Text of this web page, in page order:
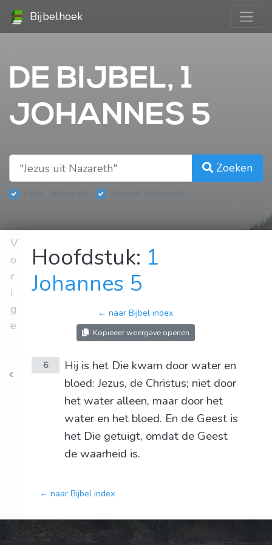
Bijbelhoek
DE BIJBEL, 1
JOHANNES 5
Zoeken
V
o
r
i
g
e
Hoofdstuk: 1
Johannes 5
← naar Bijbel index
Kopieëer weergave openen
6
Hij is het Die kwam door water en
bloed: Jezus, de Christus; niet door
het water alleen, maar door het
water en het bloed. En de Geest is
het Die getuigt, omdat de Geest
de waarheid is.
← naar Bijbel index